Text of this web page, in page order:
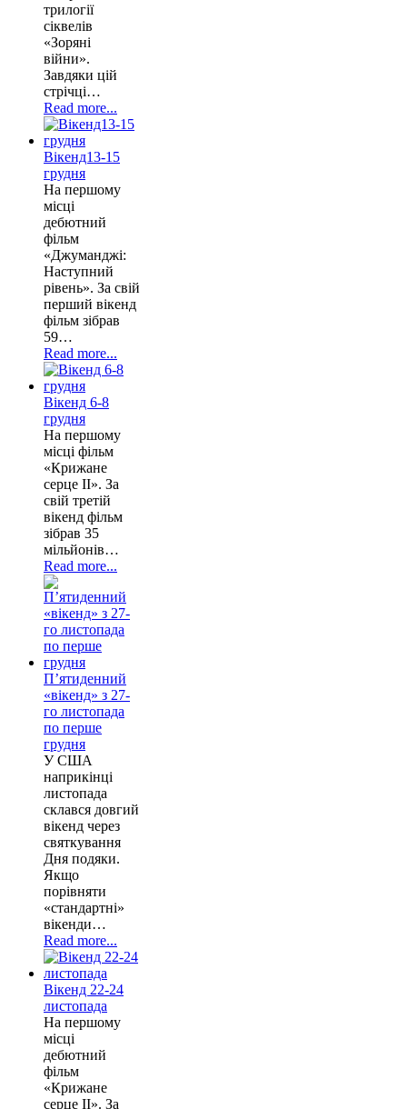
трилогії
сіквелів
«Зоряні
війни».
Завдяки цій
стрічці…
Read more...
Вікенд13-15
грудня
На першому
місці
дебютний
фільм
«Джуманджі:
Наступний
рівень». За свій
перший вікенд
фільм зібрав
59…
Read more...
Вікенд 6-8
грудня
На першому
місці фільм
«Крижане
серце II». За
свій третій
вікенд фільм
зібрав 35
мільйонів…
Read more...
П’ятиденний
«вікенд» з 27-
го листопада
по перше
грудня
У США
наприкінці
листопада
склався довгий
вікенд через
святкування
Дня подяки.
Якщо
порівняти
«стандартні»
вікенди…
Read more...
Вікенд 22-24
листопада
На першому
місці
дебютний
фільм
«Крижане
серце II». За